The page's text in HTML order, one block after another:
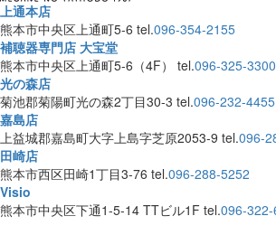
上通本店
熊本市中央区上通町5-6 tel.096-354-2155
補聴器専門店 大宝堂
熊本市中央区上通町5-6（4F） tel.096-325-3300
光の森店
菊池郡菊陽町光の森2丁目30-3 tel.096-232-4455
嘉島店
上益城郡嘉島町大字上島字芝原2053-9 tel.096-
田崎店
熊本市西区田崎1丁目3-76 tel.096-288-5252
Visio
熊本市中央区下通1-5-14 TTビル1F tel.096-